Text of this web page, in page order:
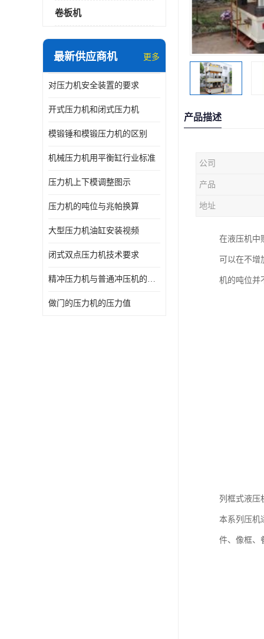
卷板机
最新供应商机 更多
对压力机安全装置的要求
开式压力机和闭式压力机
模锻锤和模锻压力机的区别
机械压力机用平衡缸行业标准
压力机上下模调整图示
压力机的吨位与兆帕换算
大型压力机油缸安装视频
闭式双点压力机技术要求
精冲压力机与普通冲压机的区别
做门的压力机的压力值
产品描述
公司
产品
地址
在液压机中
可以在不增
机的吨位并
列框式液压
本系列压机
件、像框、